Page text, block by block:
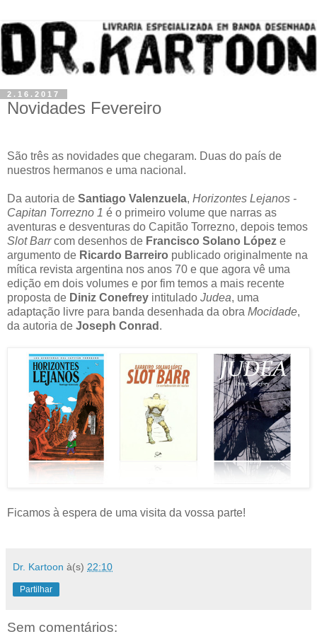
2.16.2017
Novidades Fevereiro
São três as novidades que chegaram. Duas do país de
nuestros hermanos e uma nacional.
Da autoria de Santiago Valenzuela, Horizontes Lejanos -
Capitan Torrezno 1 é o primeiro volume que narras as
aventuras e desventuras do Capitão Torrezno, depois temos
Slot Barrcom desenhos de Francisco Solano López e
argumento de Ricardo Barreiro publicado originalmente na
mítica revista argentina nos anos 70 e que agora vê uma
edição em dois volumes e por fim temos a mais recente
proposta de Diniz Conefrey intitulado Judea, uma
adaptação livre para banda desenhada da obra Mocidade,
da autoria de Joseph Conrad .
Ficamos à espera de uma visita da vossa parte!
Dr. Kartoon à(s) 22:10
Partilhar
Sem comentários: